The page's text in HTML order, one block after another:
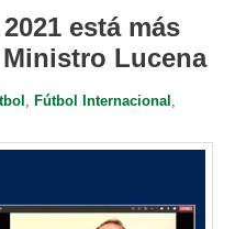
está más
Lucena
, Fútbol Internacional ,